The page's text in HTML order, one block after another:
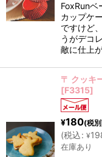
FoxRunベ
カップケ
ですけど
うがデコ
敵に仕上
〒 クッキ
[F3315]
¥180(税
(税込: ¥
在庫あり